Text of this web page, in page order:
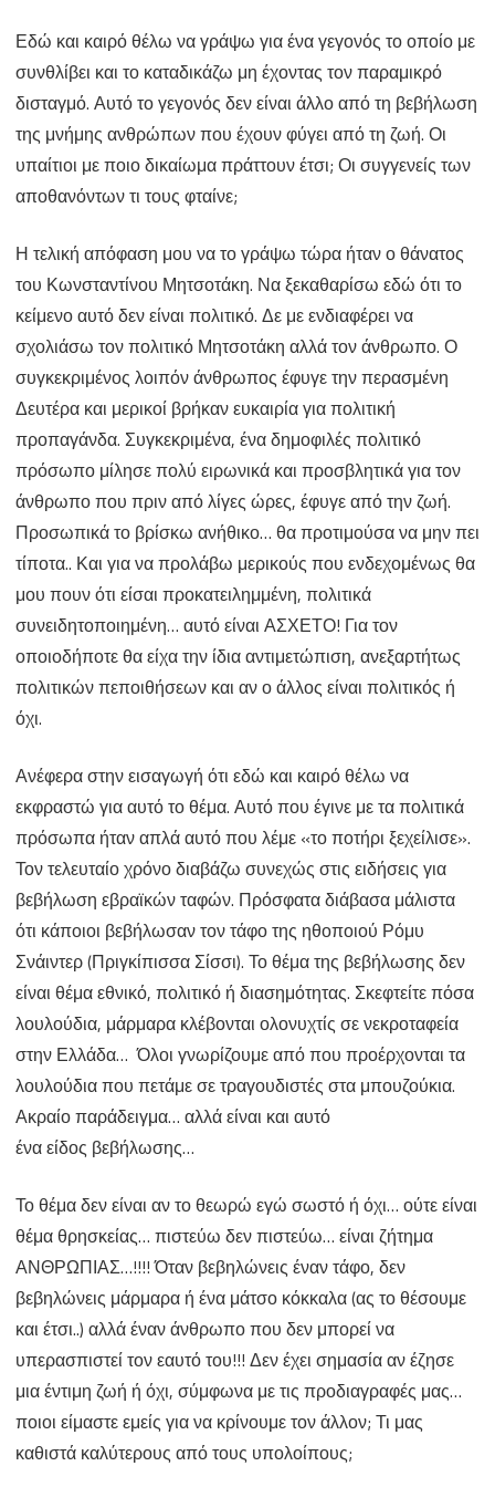
την
μνήμη
ενός
νεκρού
Εδώ και καιρό θέλω να γράψω για ένα γεγονός το οποίο με
συνθλίβει και το καταδικάζω μη έχοντας τον παραμικρό
δισταγμό. Αυτό το γεγονός δεν είναι άλλο από τη βεβήλωση
της μνήμης ανθρώπων που έχουν φύγει από τη ζωή. Οι
υπαίτιοι με ποιο δικαίωμα πράττουν έτσι; Οι συγγενείς των
αποθανόντων τι τους φταίνε;
Η τελική απόφαση μου να το γράψω τώρα ήταν ο θάνατος
του Κωνσταντίνου Μητσοτάκη. Να ξεκαθαρίσω εδώ ότι το
κείμενο αυτό δεν είναι πολιτικό. Δε με ενδιαφέρει να
σχολιάσω τον πολιτικό Μητσοτάκη αλλά τον άνθρωπο. Ο
συγκεκριμένος λοιπόν άνθρωπος έφυγε την περασμένη
Δευτέρα και μερικοί βρήκαν ευκαιρία για πολιτική
προπαγάνδα. Συγκεκριμένα, ένα δημοφιλές πολιτικό
πρόσωπο μίλησε πολύ ειρωνικά και προσβλητικά για τον
άνθρωπο που πριν από λίγες ώρες, έφυγε από την ζωή.
Προσωπικά το βρίσκω ανήθικο… θα προτιμούσα να μην πει
τίποτα.. Και για να προλάβω μερικούς που ενδεχομένως θα
μου πουν ότι είσαι προκατειλημμένη, πολιτικά
συνειδητοποιημένη… αυτό είναι ΑΣΧΕΤΟ! Για τον
οποιοδήποτε θα είχα την ίδια αντιμετώπιση, ανεξαρτήτως
πολιτικών πεποιθήσεων και αν ο άλλος είναι πολιτικός ή
όχι.
Ανέφερα στην εισαγωγή ότι εδώ και καιρό θέλω να
εκφραστώ για αυτό το θέμα. Αυτό που έγινε με τα πολιτικά
πρόσωπα ήταν απλά αυτό που λέμε «το ποτήρι ξεχείλισε».
Τον τελευταίο χρόνο διαβάζω συνεχώς στις ειδήσεις για
βεβήλωση εβραϊκών ταφών. Πρόσφατα διάβασα μάλιστα
ότι κάποιοι βεβήλωσαν τον τάφο της ηθοποιού Ρόμυ
Σνάιντερ (Πριγκίπισσα Σίσσι). Το θέμα της βεβήλωσης δεν
είναι θέμα εθνικό, πολιτικό ή διασημότητας. Σκεφτείτε πόσα
λουλούδια, μάρμαρα κλέβονται ολονυχτίς σε νεκροταφεία
στην Ελλάδα… Όλοι γνωρίζουμε από που προέρχονται τα
λουλούδια που πετάμε σε τραγουδιστές στα μπουζούκια.
Ακραίο παράδειγμα… αλλά είναι και αυτό
ένα είδος βεβήλωσης…
Το θέμα δεν είναι αν το θεωρώ εγώ σωστό ή όχι… ούτε είναι
θέμα θρησκείας… πιστεύω δεν πιστεύω… είναι ζήτημα
ΑΝΘΡΩΠΙΑΣ…!!!! Όταν βεβηλώνεις έναν τάφο, δεν
βεβηλώνεις μάρμαρα ή ένα μάτσο κόκκαλα (ας το θέσουμε
και έτσι..) αλλά έναν άνθρωπο που δεν μπορεί να
υπερασπιστεί τον εαυτό του!!! Δεν έχει σημασία αν έζησε
μια έντιμη ζωή ή όχι, σύμφωνα με τις προδιαγραφές μας…
ποιοι είμαστε εμείς για να κρίνουμε τον άλλον; Τι μας
καθιστά καλύτερους από τους υπολοίπους;